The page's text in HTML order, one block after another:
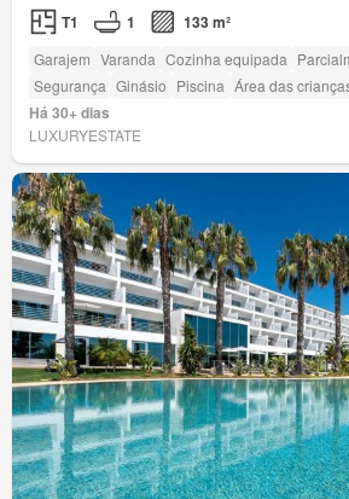
T1 1 133 m²
Garajem Varanda Cozinha equipada
Segurança Ginásio Piscina Área das
Há 30+ dias
LUXURYESTATE